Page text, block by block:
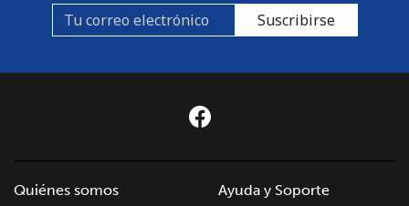
Suscribirse
Quiénes somos
Ayuda y Soporte